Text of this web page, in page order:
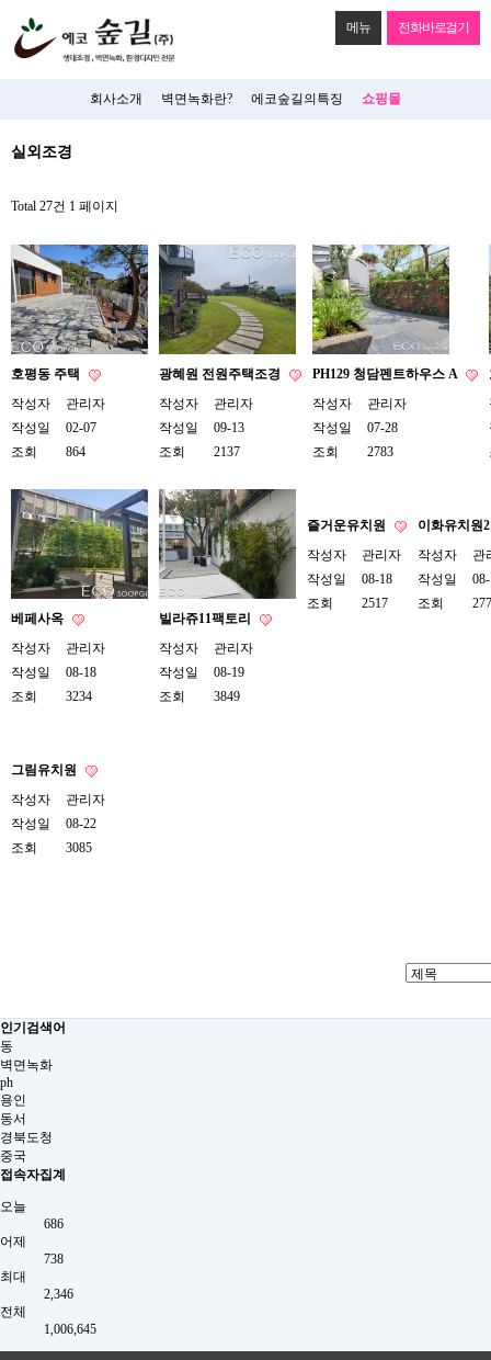
메뉴 전화바로걸기
회사소개 벽면녹화란? 에코숲길의특징 쇼핑몰
실외조경
Total 27건 1 페이지
호평동 주택
작성자
관리자
작성일
02-07
조회
864
광혜원 전원주택조경
작성자
관리자
작성일
09-13
조회
2137
PH129 청담펜트하우스 A
작성자
관리자
작성일
07-28
조회
2783
베페사옥
작성자
관리자
작성일
08-18
조회
3234
빌라쥬11팩토리
작성자
관리자
작성일
08-19
조회
3849
즐거운유치원
작성자
관리자
작성일
08-18
조회
2517
이화유치원
작성자
관
작성일
조회
그림유치원
작성자
관리자
작성일
08-22
조회
3085
인기검색어
동
벽면녹화
ph
용인
동서
경북도청
중국
접속자집계
오늘
686
어제
738
최대
2,346
전체
1,006,645